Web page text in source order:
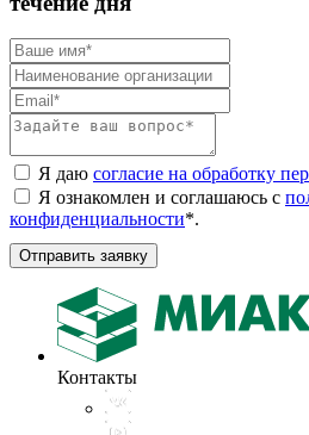
Я даю согласие на обработку
Я ознакомлен и соглашаюсь с
конфиденциальности*.
Отправить заявку
Контакты